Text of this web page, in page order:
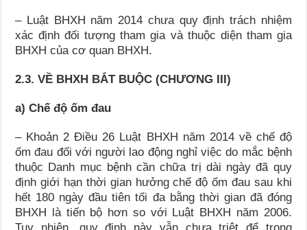
– Luật BHXH năm 2014 chưa quy định trách nhiệm
xác định đối tượng tham gia và thuộc diện tham gia
BHXH của cơ quan BHXH.
2.3. VỀ BHXH BẮT BUỘC (CHƯƠNG III)
a) Chế độ ốm đau
– Khoản 2 Điều 26 Luật BHXH năm 2014 về chế độ
ốm đau đối với người lao động nghỉ việc do mắc bệnh
thuộc Danh mục bệnh cần chữa trị dài ngày đã quy
định giới hạn thời gian hưởng chế độ ốm đau sau khi
hết 180 ngày đầu tiên tối đa bằng thời gian đã đóng
BHXH là tiến bộ hơn so với Luật BHXH năm 2006.